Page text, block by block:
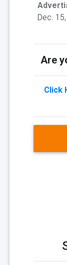
Dec.
Are
Click